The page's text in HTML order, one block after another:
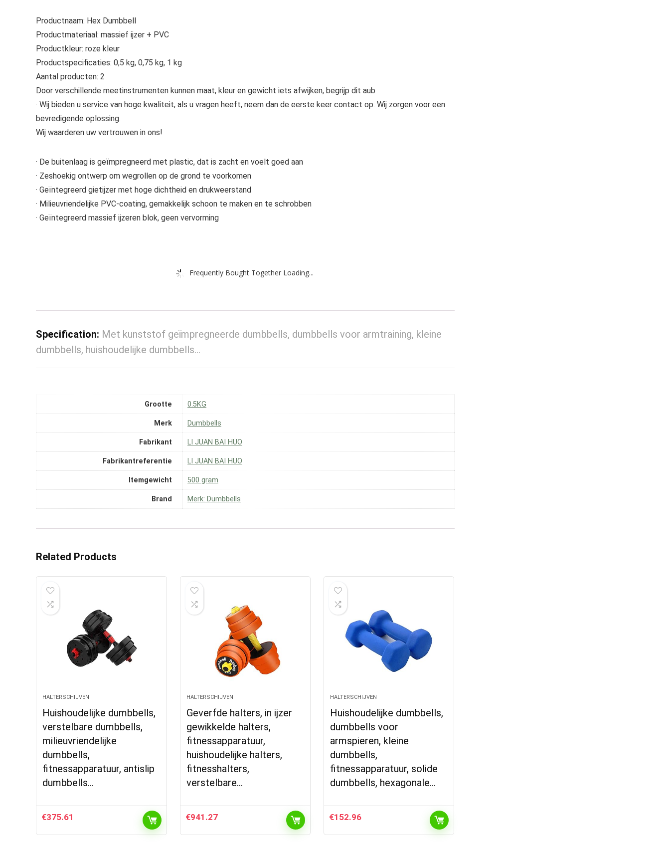
Productnaam: Hex Dumbbell
Productmateriaal: massief ijzer + PVC
Productkleur: roze kleur
Productspecificaties: 0,5 kg, 0,75 kg, 1 kg
Aantal producten: 2
Door verschillende meetinstrumenten kunnen maat, kleur en gewicht iets afwijken, begrijp dit aub
· Wij bieden u service van hoge kwaliteit, als u vragen heeft, neem dan de eerste keer contact op. Wij zorgen voor een
bevredigende oplossing.
Wij waarderen uw vertrouwen in ons!
· De buitenlaag is geïmpregneerd met plastic, dat is zacht en voelt goed aan
· Zeshoekig ontwerp om wegrollen op de grond te voorkomen
· Geïntegreerd gietijzer met hoge dichtheid en drukweerstand
· Milieuvriendelijke PVC-coating, gemakkelijk schoon te maken en te schrobben
· Geïntegreerd massief ijzeren blok, geen vervorming
Frequently Bought Together Loading...
Specification: Met kunststof geïmpregneerde dumbbells, dumbbells voor armtraining, kleine
dumbbells, huishoudelijke dumbbells…
Grootte ‎0.5KG
Merk ‎Dumbbells
Fabrikant ‎LI JUAN BAI HUO
Fabrikantreferentie ‎LI JUAN BAI HUO
Itemgewicht ‎500 gram
Brand Merk: Dumbbells
Related Products
HALTERSCHIJVEN
Huishoudelijke dumbbells,
verstelbare dumbbells,
milieuvriendelijke
dumbbells,
fitnessapparatuur, antislip
dumbbells…
€375.61
HALTERSCHIJVEN
Geverfde halters, in ijzer
gewikkelde halters,
fitnessapparatuur,
huishoudelijke halters,
fitnesshalters,
verstelbare…
€941.27
HALTERSCHIJVEN
Huishoudelijke dumbbells,
dumbbells voor
armspieren, kleine
dumbbells,
fitnessapparatuur, solide
dumbbells, hexagonale…
€152.96